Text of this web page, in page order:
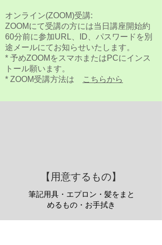
オンライン(ZOOM)受講:
ZOOMにて受講の方には当日講座開始約
60分前に参加URL、ID、パスワードを別
途メールにてお知らせいたします。
* 予めZOOMをスマホまたはPCにインス
トール願います。
* ZOOM受講方法は
こちらから
【用意するもの】
筆記用具・エプロン・髪をまと
めるもの・お手拭き